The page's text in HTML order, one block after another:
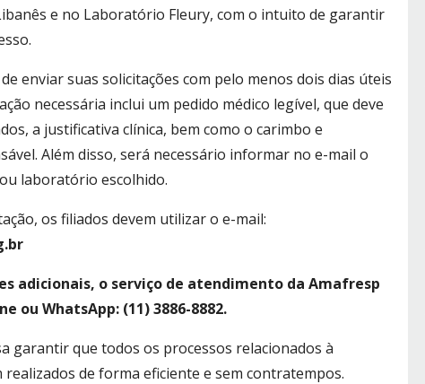
e no Laboratório Fleury, com o intuito de garantir
enviar suas solicitações com pelo menos dois dias úteis
necessária inclui um pedido médico legível, que deve
a justificativa clínica, bem como o carimbo e
Além disso, será necessário informar no e-mail o
laboratório escolhido.
os filiados devem utilizar o e-mail:
adicionais, o serviço de atendimento da Amafresp
ou WhatsApp: (11) 3886-8882.
garantir que todos os processos relacionados à
realizados de forma eficiente e sem contratempos.